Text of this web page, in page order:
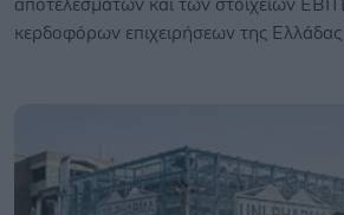
αποτελεσμάτων και των στοιχείων
κερδοφόρων επιχειρήσεων της Ελλάδας